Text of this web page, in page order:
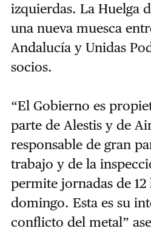
izquierdas. La Huelga
una nueva muesca
Andalucía y Unidas
socios.
“El Gobierno es
parte de Alestis y de
responsable de gran
trabajo y de la
permite jornadas de 12
domingo. Esta es su
conflicto del metal”